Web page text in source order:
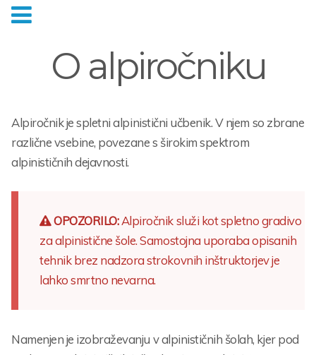
O alpiročniku
Alpiročnik je spletni alpinistični učbenik. V njem so zbrane
različne vsebine, povezane s širokim spektrom
alpinističnih dejavnosti.
OPOZORILO:Alpiročnik služi kot spletno gradivo
za alpinistične šole. Samostojna uporaba opisanih
tehnik brez nadzora strokovnih inštruktorjev je
lahko smrtno nevarna.
Namenjen je izobraževanju v alpinističnih šolah, kjer pod